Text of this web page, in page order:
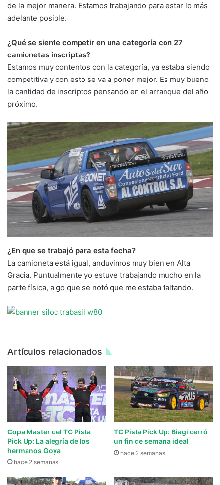
de la mejor manera. Estamos trabajando para estar lo más
adelante posible.
¿Qué se siente competir en una categoría con 27
camionetas inscriptas?
Estamos muy contentos con la categoría, ya estaba siendo
competitiva y con esto se va a poner mejor. Es muy bueno
la cantidad de inscriptos pensando en el arranque del año
próximo.
¿En que se trabajó para esta fecha?
La camioneta está igual, anduvimos muy bien en Alta
Gracia. Puntualmente yo estuve trabajando mucho en la
parte física, algo que se notó que me estaba faltando.
Artículos relacionados
Copa Master del TC Pista
Pick Up: La alegría de los
hermanos Goya
hace 2 semanas
TC Pista Pick Up: Biagi cerró
un fin de semana ideal
hace 2 semanas